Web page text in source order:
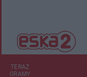
TERAZ
GRAMY